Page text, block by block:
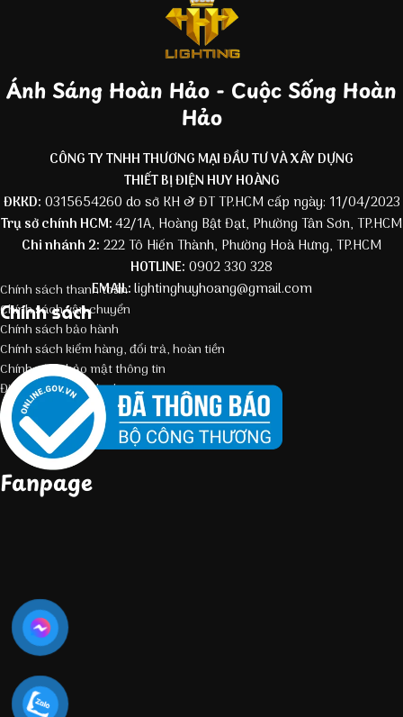
Ánh Sáng Hoàn Hảo - Cuộc Sống Hoàn
Hảo
CÔNG TY TNHH THƯƠNG MẠI ĐẦU TƯ VÀ XÂY DỰNG
THIẾT BỊ ĐIỆN HUY HOÀNG
ĐKKD: 0315654260 do sở KH & ĐT TP.HCM cấp ngày: 11/04/2023
Trụ sở chính HCM:42/1A, Hoàng Bật Đạt, Phường Tân Sơn, TP.HCM
Chi nhánh 2: 222 Tô Hiến Thành, Phường Hoà Hưng, TP.HCM
HOTLINE: 0902 330 328
EMAIL:lightinghuyhoang@gmail.com
Chính sách
Chính sách thanh toán
Chính sách vận chuyển
Chính sách bảo hành
Chính sách kiểm hàng, đổi trả, hoàn tiền
Chính sách bảo mật thông tin
Điều kiện giao dịch chung
Fanpage